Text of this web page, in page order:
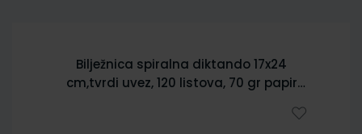
Bilježnica spiralna diktando 17x24
cm,tvrdi uvez, 120 listova, 70 gr papir